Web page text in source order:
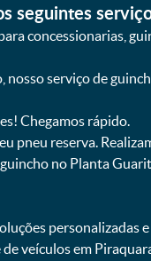
seguintes
concessionarias,
serviço de
Chegamos rápido.
pneu reserva.
no Planta
personalizadas
veículos em